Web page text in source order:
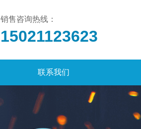
销售咨询热线：
15021123623
联系我们